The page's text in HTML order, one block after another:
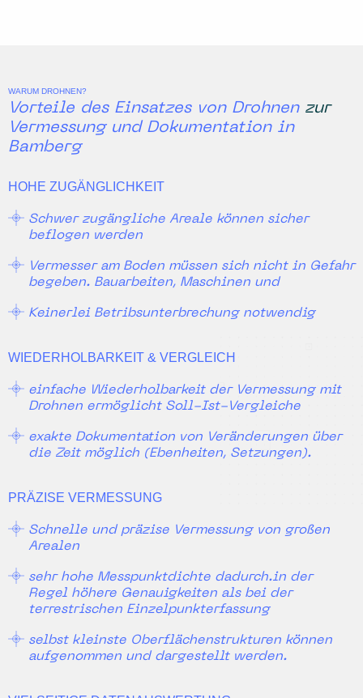
WARUM DROHNEN?
Vorteile des Einsatzes von Drohnen zur
Vermessung und Dokumentation in
Bamberg
HOHE ZUGÄNGLICHKEIT
Schwer zugängliche Areale können sicher
beflogen werden
Vermesser am Boden müssen sich nicht in Gefahr
begeben. Bauarbeiten, Maschinen und
Keinerlei Betribsunterbrechung notwendig
WIEDERHOLBARKEIT & VERGLEICH
einfache Wiederholbarkeit der Vermessung mit
Drohnen ermöglicht Soll-Ist-Vergleiche
exakte Dokumentation von Veränderungen über
die Zeit möglich (Ebenheiten, Setzungen).
PRÄZISE VERMESSUNG
Schnelle und präzise Vermessung von großen
Arealen
sehr hohe Messpunktdichte dadurch.in der
Regel höhere Genauigkeiten als bei der
terrestrischen Einzelpunkterfassung
selbst kleinste Oberflächenstrukturen können
aufgenommen und dargestellt werden.